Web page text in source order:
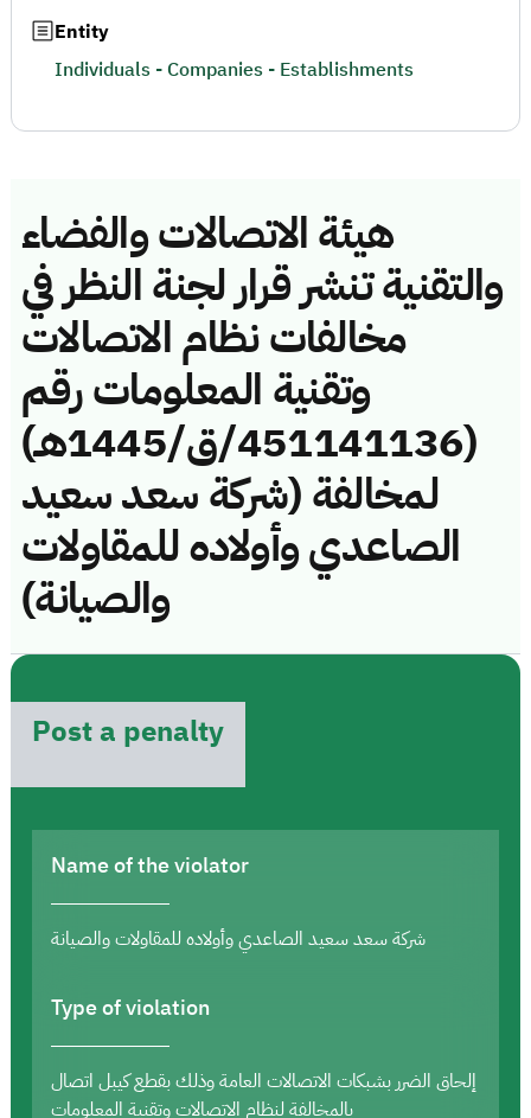
هيئة الاتصالات والفضاء
والتقنية تنشر قرار لجنة النظر في
مخالفات نظام الاتصالات
وتقنية المعلومات رقم
(451141136/ق/1445هـ)
لمخالفة (شركة سعد سعيد
الصاعدي وأولاده للمقاولات
والصيانة)
Post a penalty
Name of the violator
شركة سعد سعيد الصاعدي وأولاده للمقاولات والصيانة
Type of violation
إلحاق الضرر بشبكات الاتصالات العامة وذلك بقطع كيبل اتصال
بالمخالفة لنظام الاتصالات وتقنية المعلومات
Entity
Individuals - Companies - Establishments